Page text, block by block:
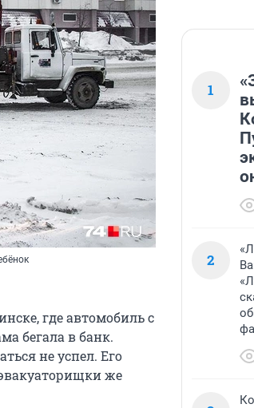
где автомобиль с
бегала в банк.
не успел. Его
же
1
2